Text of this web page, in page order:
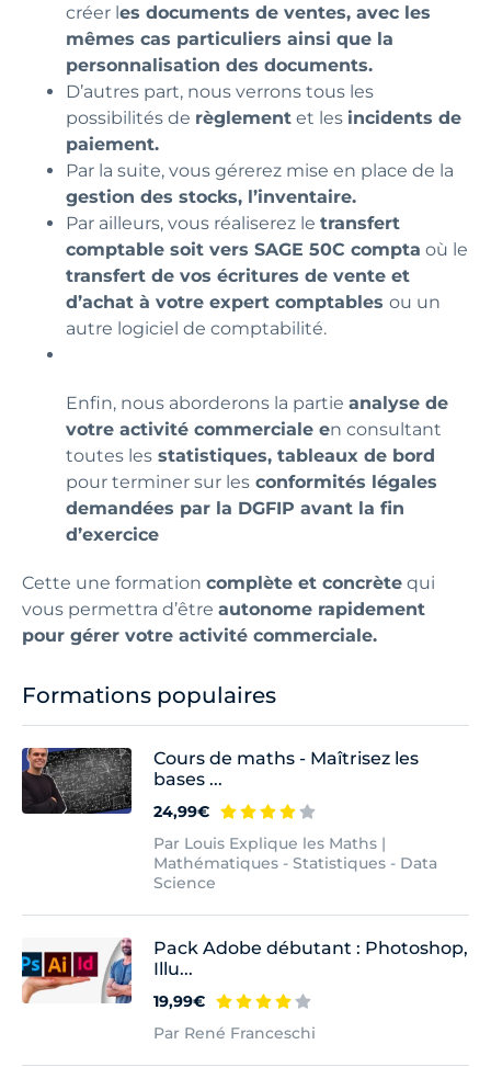
créer les documents de ventes, avec les
mêmes cas particuliers ainsi que la
personnalisation des documents.
D’autres part, nous verrons tous les
possibilités de règlement et les incidents de
paiement.
Par la suite, vous gérerez mise en place de la
gestion des stocks, l’inventaire.
Par ailleurs, vous réaliserez le transfert
comptable soit vers SAGE 50C compta où le
transfert de vos écritures de vente et
d’achat à votre expert comptables ou un
autre logiciel de comptabilité.
Enfin, nous aborderons la partie analyse de
votre activité commerciale en consultant
toutes les statistiques, tableaux de bord
pour terminer sur les conformités légales
demandées par la DGFIP avant la fin
d’exercice
Cette une formation complète et concrète qui
vous permettra d’être autonome rapidement
pour gérer votre activité commerciale.
Formations populaires
Cours de maths - Maîtrisez les
bases ...
24,99€
Par Louis Explique les Maths |
Mathématiques - Statistiques - Data
Science
Pack Adobe débutant : Photoshop,
Illu...
19,99€
Par René Franceschi